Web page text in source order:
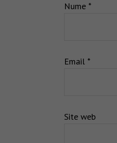
Nume *
Email *
Site web